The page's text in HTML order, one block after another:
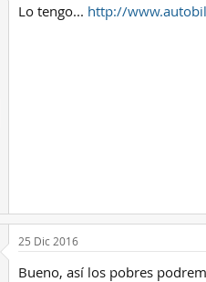
Lo tengo... http://
25 Dic 2016
Bueno, así los pobres